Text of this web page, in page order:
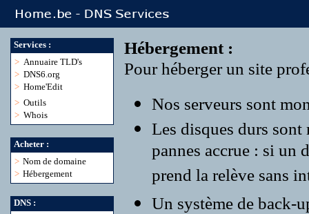
Services :
> Annuaire TLD's
> DNS6.org
> Home'Edit
> Outils
> Whois
Acheter :
> Nom de domaine
> Hébergement
DNS :
Hébergement :
Pour héberger un site
Nos serveurs sont
Les disques durs
pannes accrue : si un
prend la relève sans
Un système de back-